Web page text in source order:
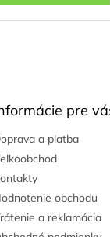
pre
a platba
obchodu
a reklamácia